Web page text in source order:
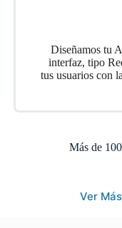
Diseñamos tu
interfaz, tipo
tus usuarios con
Más de
Ver Más